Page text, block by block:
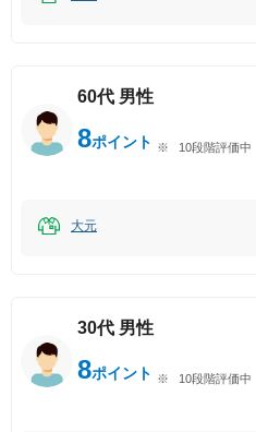
60代 男性
8ポイント 10段階評価中
大元
30代 男性
8ポイント 10段階評価中